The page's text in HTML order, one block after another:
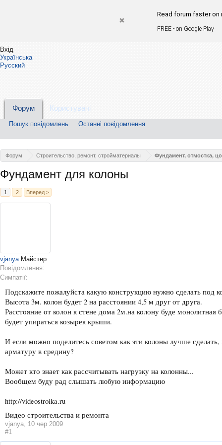
Read forum faster on
FREE - on Google Play
Вхід
Форум Строительство, ремонт, стройматериалы Фундамент, отмостка,
Фундамент для колоны
1 2 Вперед >
vjanya Майстер
Повідомлення:
Симпатії:
Подскажите пожалуйста какую конструкцию нужно сделать под
Высота 3м. колон будет 2 на расстоянии 4,5 м друг от друга.
Расстояние от колон к стене дома 2м.на колону буде
будет упираться козырек крыши.
И если можно поделитесь советом как эти колоны лучше
арматуру в средину?
Может кто знает как рассчитывать нагрузку на колонны...
Вообщем буду рад слышать любую информацию
http://videostroika.ru
Видео строительства и ремонта
vjanya, 10 чер 2009
#1
Українська
Русский
Форум
Пошук повідомлень Останні повідомлення
Користувачі